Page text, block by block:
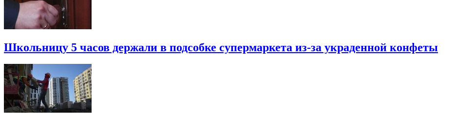
Школьницу 5 часов держали в подсобке супермаркета из-за украденной конфеты